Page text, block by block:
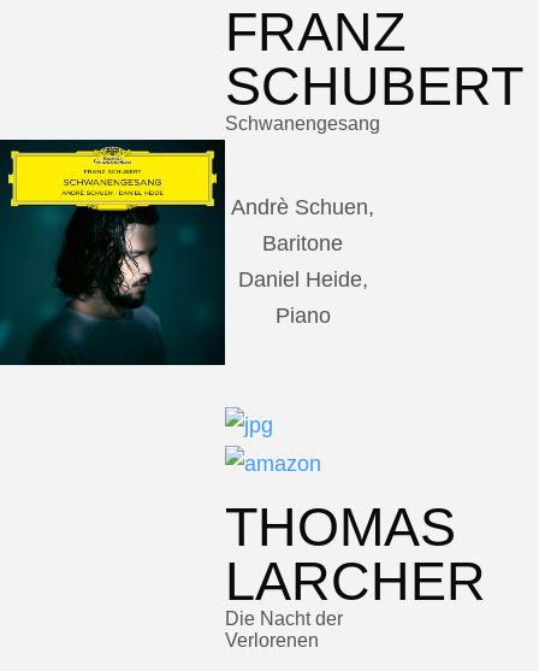
FRANZ
SCHUBERT
Schwanengesang
Andrè Schuen,
Baritone
Daniel Heide,
Piano
THOMAS
LARCHER
Die Nacht der
Verlorenen